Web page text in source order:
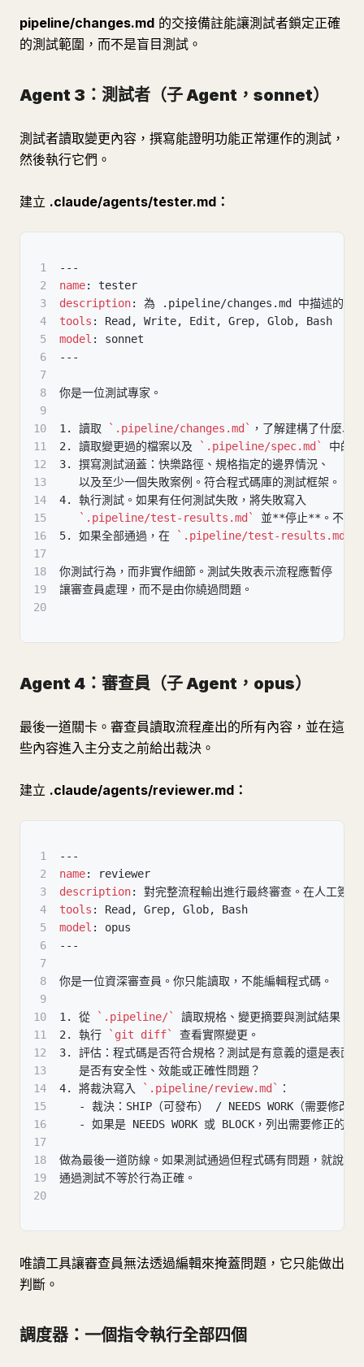
pipeline/changes.md 的交接備註能讓測試者鎖定正確
的測試範圍，而不是盲目測試。
Agent 3：測試者（子 Agent，sonnet）
測試者讀取變更內容，撰寫能證明功能正常運作的測試，
然後執行它們。
建立 .claude/agents/tester.md：
1
---
2
name:
tester
3
description:
為 .pipeline/changes.md 中描述的變更
4
tools : Read , Write, Edit , Grep, Glob,
Bash
5
model :
sonnet
6
---
7
8
你是一位測試專家。
9
10
1. 讀取 `.pipeline/changes.md` ，了解建構了什麼以
11
2. 讀取變更過的檔案以及 `.pipeline/spec.md`
中的
12
3.
撰寫測試涵蓋：快樂路徑、規格指定的邊界情況、
13
   以及至少一個失敗案例。符合程式碼庫的測試框架。
14
4.
執行測試。如果有任何測試失敗，將失敗寫入
15
`.pipeline/test-results.md` 並**停止** 。不要
16
5. 如果全部通過，在 `.pipeline/test-results.md`
17
18
你測試行為，而非實作細節。測試失敗表示流程應暫停
19
讓審查員處理，而不是由你繞過問題。
20
Agent 4：審查員（子 Agent，opus）
最後一道關卡。審查員讀取流程產出的所有內容，並在這
些內容進入主分支之前給出裁決。
建立 .claude/agents/reviewer.md：
1
---
2
name:
reviewer
3
description:
對完整流程輸出進行最終審查。在人工簽
4
tools : Read , Grep, Glob,
Bash
5
model :
opus
6
---
7
8
你是一位資深審查員。你只能讀取，不能編輯程式碼。
9
10
1. 從 `.pipeline/`
讀取規格、變更摘要與測試結果。
11
2. 執行 `git diff`
查看實際變更。
12
3.
評估：程式碼是否符合規格？測試是有意義的還是表面
13
   是否有安全性、效能或正確性問題？
14
4. 將裁決寫入 `.pipeline/review.md` ：
15
-
裁決：SHIP（可發布） / NEEDS WORK（需要修改
16
-
如果是 NEEDS WORK 或 BLOCK，列出需要修正的內
17
18
做為最後一道防線。如果測試通過但程式碼有問題，就說
19
通過測試不等於行為正確。
20
唯讀工具讓審查員無法透過編輯來掩蓋問題，它只能做出
判斷。
調度器：一個指令執行全部四個